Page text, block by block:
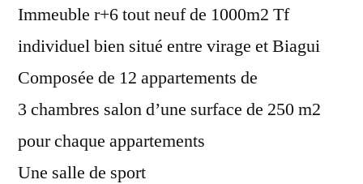
Immeuble r+6 tout neuf de 1000m2 Tf
individuel bien situé entre virage et Biagui
Composée de 12 appartements de
3 chambres salon d’une surface de 250 m2
pour chaque appartements
Une salle de sport